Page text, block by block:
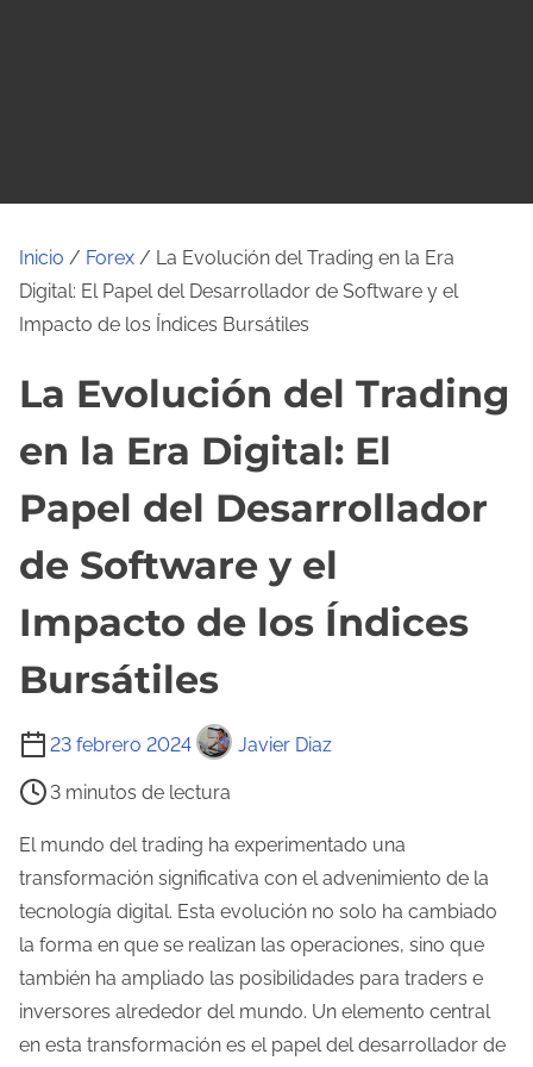
Inicio / Forex / La Evolución del Trading en la Era
Digital: El Papel del Desarrollador de Software y el
Impacto de los Índices Bursátiles
La Evolución del Trading
en la Era Digital: El
Papel del Desarrollador
de Software y el
Impacto de los Índices
Bursátiles
23 febrero 2024 Javier Diaz
T
e
m
p
o
d
e
l
e
3 minutos de lectura
El mundo del trading ha experimentado una
transformación significativa con el advenimiento de la
tecnología digital. Esta evolución no solo ha cambiado
la forma en que se realizan las operaciones, sino que
también ha ampliado las posibilidades para traders e
inversores alrededor del mundo. Un elemento central
en esta transformación es el papel del desarrollador de